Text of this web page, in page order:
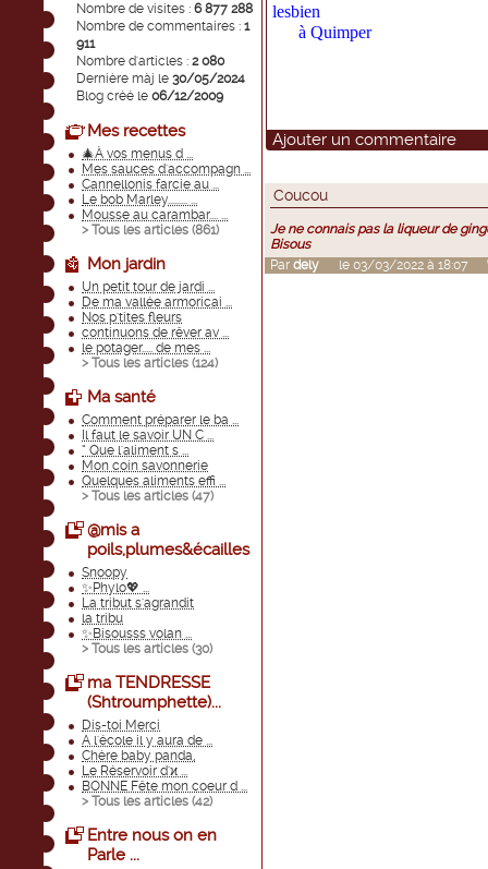
Nombre de visites : 6 877 288
Nombre de commentaires : 1
911
Nombre d'articles : 2 080
Dernière màj le 30/05/2024
Blog créé le 06/12/2009
Mes recettes
🎄À vos menus d ...
Mes sauces d'accompagn ...
Cannellonis farcie au ...
Le bob Marley......... ...
Mousse au carambar.... ...
> Tous les articles (861)
Mon jardin
Un petit tour de jardi ...
De ma vallée armoricai ...
Nos p'tites fleurs
continuons de rêver av ...
le potager..... de mes ...
> Tous les articles (124)
Ma santé
Comment préparer le ba ...
Il faut le savoir UN C ...
“ Que l'aliment s ...
Mon coin savonnerie
Quelques aliments effi ...
> Tous les articles (47)
@mis a
poils,plumes&écailles
Snoopy
✨Phylo💖 ...
La tribut s'agrandit
la tribu
✨Bisousss volan ...
> Tous les articles (30)
ma TENDRESSE
(Shtroumphette)...
Dis-toi Merci
A l'école il y aura de ...
Chère baby panda,
Le Réservoir d'ϰ ...
BONNE Fête mon coeur d ...
> Tous les articles (42)
Entre nous on en
Parle ...
lesbien
à Quimper
Ajouter un commentaire
Coucou
Je ne connais pas la liqueur de
Bisous
Par delyle 03/03/2022 à 18:07